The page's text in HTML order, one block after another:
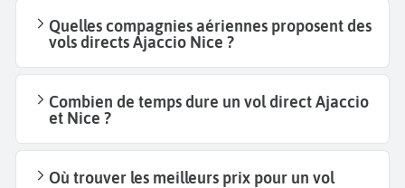
Quelles compagnies aériennes proposent des
vols directs Ajaccio Nice ?
Combien de temps dure un vol direct Ajaccio
et Nice ?
Où trouver les meilleurs prix pour un vol